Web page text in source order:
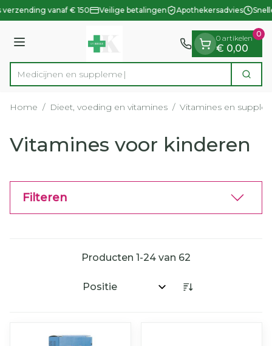
Ga naar de inhoud
1 van 1vanaf € 150 Veilige betalingen Apothekersadvies
Menu
Product, merk, categorie...
Med Zoek
0 artikelen
€ 0,00
0
Home / Dieet, voeding en vitamines / Vitamines en
Vitamines voor kinderen
Filteren
Producten 1-24 van 62
Sorteer op: